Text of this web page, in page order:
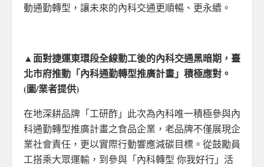
動通勤轉型，讓未來的內科交通更順暢、更永續。
▲面對捷運東環段全線動工後的內科交通黑暗期，臺
北市府推動「內科通勤轉型推廣計畫」積極應對。
(圖/業者提供)
在地深耕品牌「工研酢」此次為內科唯一積極參與內
科通勤轉型推廣計畫之食品企業，老品牌不僅展現企
業社會責任，更以實際行動響應減碳目標。從鼓勵員
工搭乘大眾運輸，到參與「內科轉型 你我好行」活